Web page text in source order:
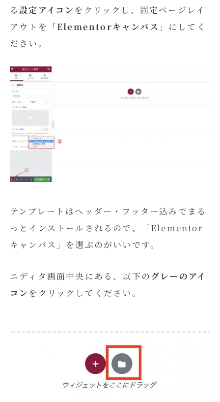
る設定アイコン をクリックし、固定ページレイ
アウトを「Elementorキャンバス 」にしてく
ださい。
テンプレートはヘッダー・フッター込みでまる
っとインストールされるので、「Elementor
キャンバス」を選ぶのがいいです。
エディタ画面中央にある、以下の グレーのアイ
コン をクリックしてください。